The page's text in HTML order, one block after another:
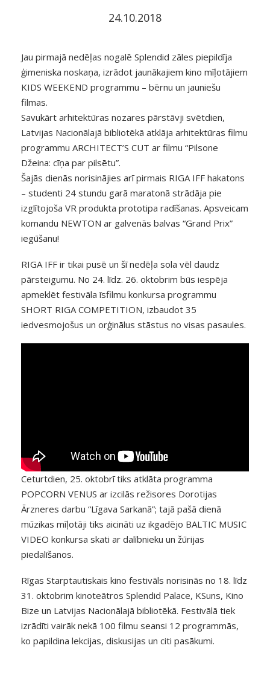
24.10.2018
Jau pirmajā nedēļas nogalē Splendid zāles piepildīja
ģimeniska noskaņa, izrādot jaunākajiem kino mīļotājiem
KIDS WEEKEND programmu – bērnu un jauniešu
filmas.
Savukārt arhitektūras nozares pārstāvji svētdien,
Latvijas Nacionālajā bibliotēkā atklāja arhitektūras filmu
programmu ARCHITECT’S CUT ar filmu “Pilsone
Džeina: cīņa par pilsētu”.
Šajās dienās norisinājies arī pirmais RIGA IFF hakatons
– studenti 24 stundu garā maratonā strādāja pie
izglītojoša VR produkta prototipa radīšanas. Apsveicam
komandu NEWTON ar galvenās balvas “Grand Prix”
iegūšanu!
RIGA IFF ir tikai pusē un šī nedēļa sola vēl daudz
pārsteigumu. No 24. līdz. 26. oktobrim būs iespēja
apmeklēt festivāla īsfilmu konkursa programmu
SHORT RIGA COMPETITION, izbaudot 35
iedvesmojošus un orģinālus stāstus no visas pasaules.
Ceturtdien, 25. oktobrī tiks atklāta programma
POPCORN VENUS ar izcilās režisores Dorotijas
Ārzneres darbu “Līgava Sarkanā”; tajā pašā dienā
mūzikas mīļotāji tiks aicināti uz ikgadējo BALTIC MUSIC
VIDEO konkursa skati ar dalībnieku un žūrijas
piedalīšanos.
Rīgas Starptautiskais kino festivāls norisinās no 18. līdz
31. oktobrim kinoteātros Splendid Palace, KSuns, Kino
Bize un Latvijas Nacionālajā bibliotēkā. Festivālā tiek
izrādīti vairāk nekā 100 filmu seansi 12 programmās,
ko papildina lekcijas, diskusijas un citi pasākumi.